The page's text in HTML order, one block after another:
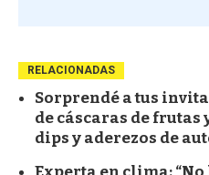
RELACIONADAS
Sorprendé a tus
de cáscaras de frutas
dips y aderezos de